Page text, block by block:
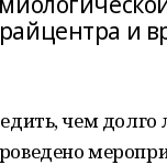
и
чем долго